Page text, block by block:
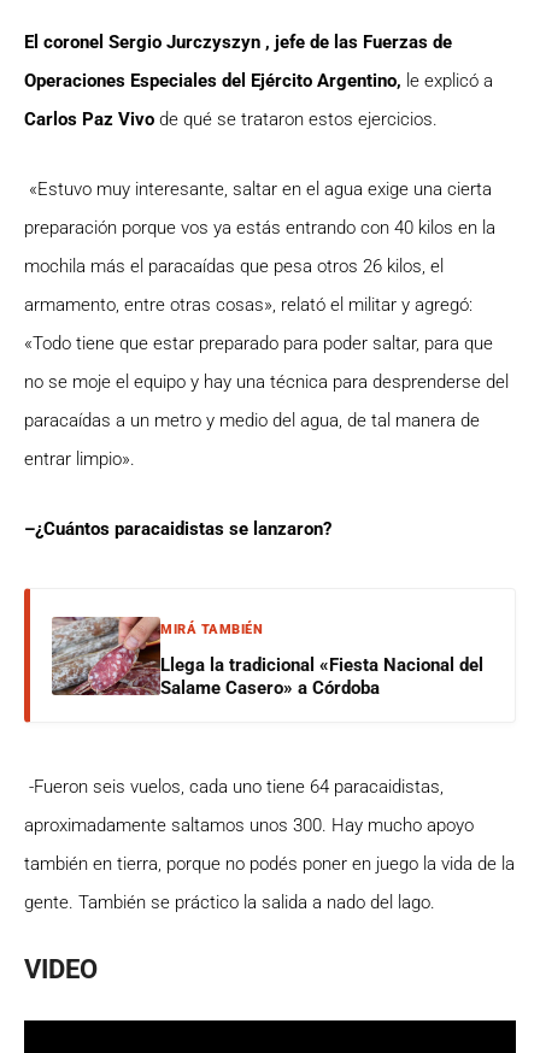
El coronel Sergio Jurczyszyn , jefe de las Fuerzas de
Operaciones Especiales del Ejército Argentino, le explicó a
Carlos Paz Vivo de qué se trataron estos ejercicios.
«Estuvo muy interesante, saltar en el agua exige una cierta
preparación porque vos ya estás entrando con 40 kilos en la
mochila más el paracaídas que pesa otros 26 kilos, el
armamento, entre otras cosas», relató el militar y agregó:
«Todo tiene que estar preparado para poder saltar, para que
no se moje el equipo y hay una técnica para desprenderse del
paracaídas a un metro y medio del agua, de tal manera de
entrar limpio».
–¿Cuántos paracaidistas se lanzaron?
MIRÁ TAMBIÉN
Llega la tradicional «Fiesta Nacional del
Salame Casero» a Córdoba
-Fueron seis vuelos, cada uno tiene 64 paracaidistas,
aproximadamente saltamos unos 300. Hay mucho apoyo
también en tierra, porque no podés poner en juego la vida de la
gente. También se práctico la salida a nado del lago.
VIDEO